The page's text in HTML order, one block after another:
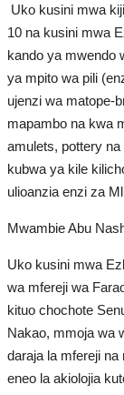
Uko kusini mwa
10 na kusini mwa
kando ya mwendo
ya mpito wa pili
ujenzi wa matope-
mapambo na kwa
amulets, pottery
kubwa ya kile
ulioanzia enzi za
Mwambie Abu
Uko kusini mwa
wa mfereji wa
kituo chochote
Nakao, mmoja wa
daraja la mfereji
eneo la akiolojia